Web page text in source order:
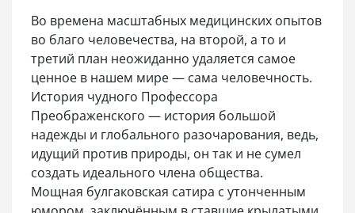
Во времена масштабных медицинских опытов
во благо человечества, на второй, а то и
третий план неожиданно удаляется самое
ценное в нашем мире — сама человечность.
История чудного Профессора
Преображенского — история большой
надежды и глобального разочарования, ведь,
идущий против природы, он так и не сумел
создать идеального члена общества.
Мощная булгаковская сатира с утонченным